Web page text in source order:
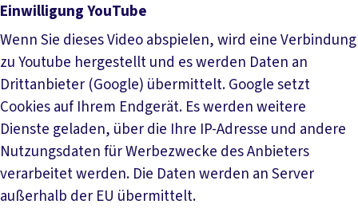
Einwilligung YouTube
Wenn Sie dieses Video abspielen, wird eine Verbindung
zu Youtube hergestellt und es werden Daten an
Drittanbieter (Google) übermittelt. Google setzt
Cookies auf Ihrem Endgerät. Es werden weitere
Dienste geladen, über die Ihre IP-Adresse und andere
Nutzungsdaten für Werbezwecke des Anbieters
verarbeitet werden. Die Daten werden an Server
außerhalb der EU übermittelt.